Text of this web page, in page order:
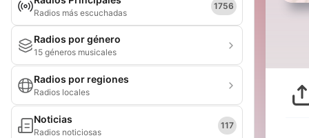
Radios más escuchadas
1756
Radios por género
15 géneros musicales
Radios por regiones
Radios locales
Noticias
Radios noticiosas
117